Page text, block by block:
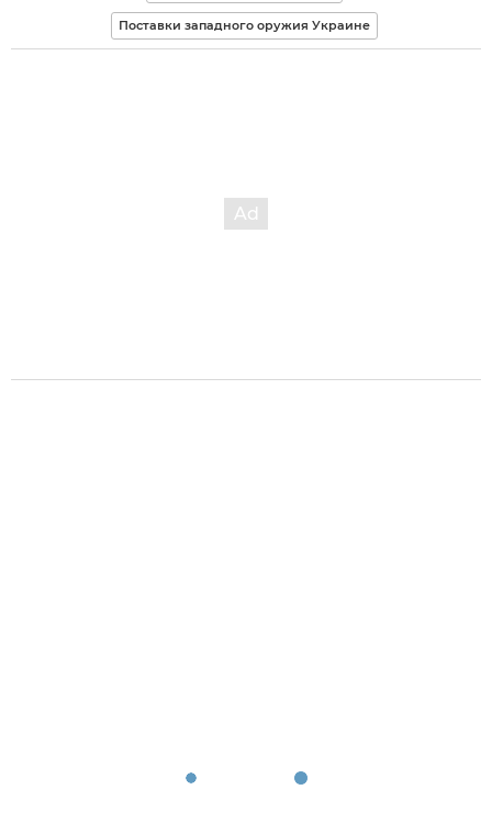
Поставки западного оружия Украине